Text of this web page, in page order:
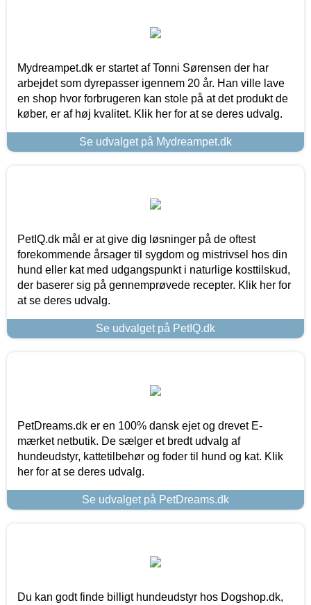
Mydreampet.dk er startet af Tonni Sørensen der har
arbejdet som dyrepasser igennem 20 år. Han ville lave
en shop hvor forbrugeren kan stole på at det produkt de
køber, er af høj kvalitet. Klik her for at se deres udvalg.
Se udvalget på Mydreampet.dk
PetIQ.dk mål er at give dig løsninger på de oftest
forekommende årsager til sygdom og mistrivsel hos din
hund eller kat med udgangspunkt i naturlige kosttilskud,
der baserer sig på gennemprøvede recepter. Klik her for
at se deres udvalg.
Se udvalget på PetIQ.dk
PetDreams.dk er en 100% dansk ejet og drevet E-
mærket netbutik. De sælger et bredt udvalg af
hundeudstyr, kattetilbehør og foder til hund og kat. Klik
her for at se deres udvalg.
Se udvalget på PetDreams.dk
Du kan godt finde billigt hundeudstyr hos Dogshop.dk,